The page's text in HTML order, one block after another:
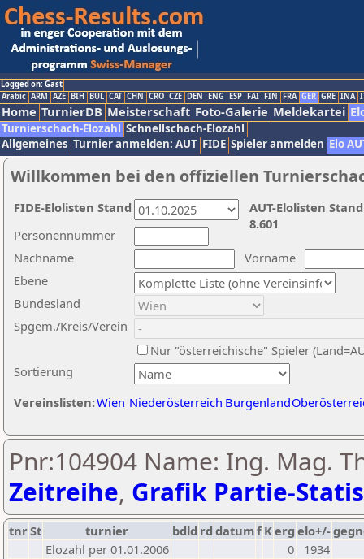
Logged on: Gast
Arabic ARM AZE BIH BUL CAT CHN CRO CZE DEN ENG ESP FAI FIN FRA GER GRE INA
Home TurnierDB Meisterschaft Foto-Galerie Meldekartei
Turnierschach-Elozahl Schnellschach-Elozahl
Allgemeines Turnier anmelden: AUT FIDE Spieler anmelden Elo
Willkommen bei den offiziellen
Nachname
Vorname
Ebene
Sortierung
Personennummer
Bundesland
Spgem./Kreis/Verein
Nur "österreichische" Spieler
Vereinslisten:Wien Niederösterreich Burgenland
AUT-Elolisten
8.601
FIDE-Elolisten Stand
Pnr:104904 Name: Ing. Mag.
Zeitreihe, Grafik Partie-
tnrSt turnier bdld rd datumf Kerg elo+/-
Elozahl per 01.01.2006
0
1934